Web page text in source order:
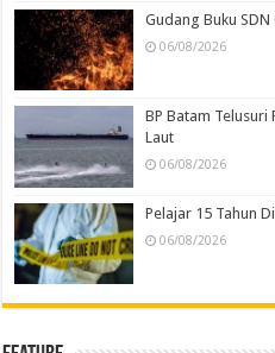
Gudang Buku
06/08/2026
BP Batam Telusuri
Laut
06/08/2026
Pelajar 15 Tahun
06/08/2026